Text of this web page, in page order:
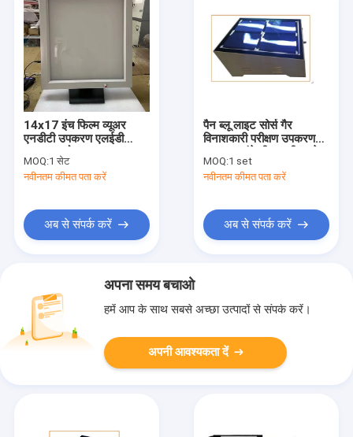
14x17 इंच फिल्म व्यूअर
एनडीटी उपकरण एलईडी
प्रकाश स्रोत
MOQ:1 सेट
नवीनतम कीमत पता करें
अब से संपर्क करें
पैन ब्लू लाइट सोर्स गैर
विनाशकारी परीक्षण उपकरण
साथ
MOQ:1 set
नवीनतम कीमत पता करें
अब से संपर्क करें
अपना समय बचाओ
हमें आप के साथ सबसे अच्छा उत्पादों से संपर्क करें।
अपनी आवश्यकता दें